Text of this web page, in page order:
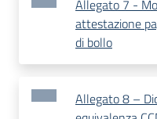
Allegato 7 -
attestazione
di bollo
Allegato 8 –